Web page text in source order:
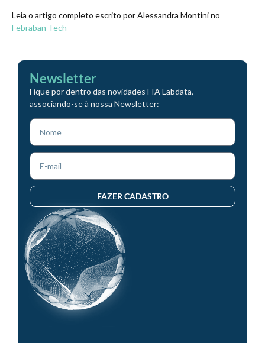
Leia o artigo completo escrito por Alessandra Montini no
Febraban Tech
Newsletter
Fique por dentro das novidades FIA Labdata,
associando-se à nossa Newsletter:
FAZER CADASTRO